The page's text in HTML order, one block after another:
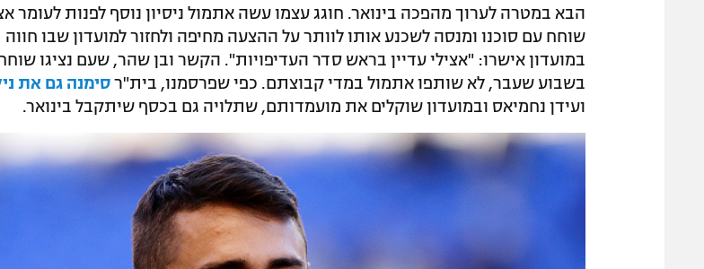
הבא במטרה לערוך מהפכה בינואר. חוגג עצמו עשה אתמול ניסיון נוסף לפנות לעומר
שוחח עם סוכנו ומנסה לשכנע אותו לוותר על ההצעה מחיפה ולחזור למועדון שבו
במועדון אישרו: "אצילי עדיין בראש סדר העדיפויות". הקשר ובן שהר, שעם נציגו
בשבוע שעבר, לא שותפו אתמול במדי קבוצתם. כפי שפרסמנו, בית"ר סימנה גם את
ועידן נחמיאס ובמועדון שוקלים את מועמדותם, שתלויה גם בכסף שיתקבל בינואר.